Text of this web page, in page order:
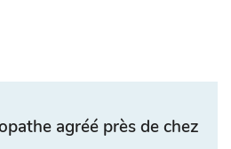
agréé près de chez